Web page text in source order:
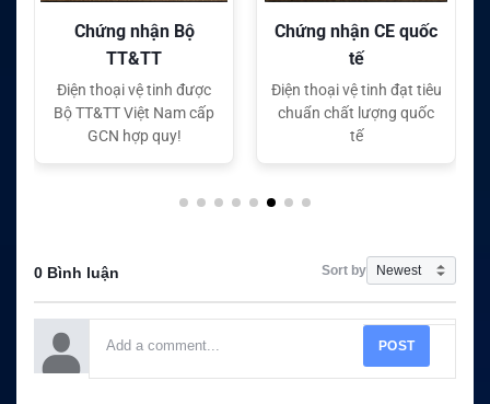
Chứng nhận CE quốc
tế
Điện thoại vệ tinh đạt tiêu
chuẩn chất lượng quốc
tế
Chứng nhận FC quốc
tế
Điện thoại vệ tinh đạt tiêu
chuẩn chất lượng quốc
tế
0 Bình luận Sort by
POST